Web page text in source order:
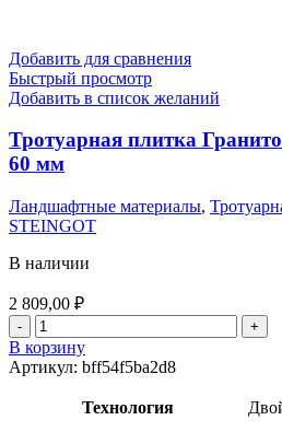
Добавить для сравнения
Быстрый просмотр
Добавить в список желаний
Тротуарная плитка
60 мм
Ландшафтные материалы,
STEINGOT
В наличии
2 809,00 ₽
В корзину
Артикул: bff54f5ba2d8
Технология